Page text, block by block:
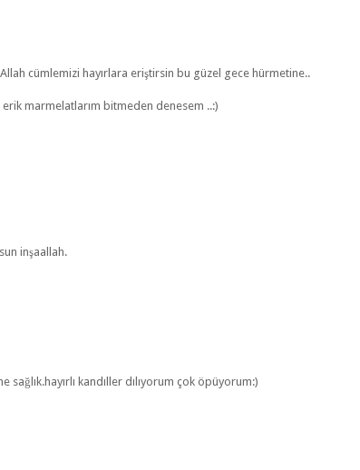
cümlemizi hayırlara eriştirsin bu güzel gece hürmetine..
marmelatlarım bitmeden denesem ..:)
inşaallah.
sağlık.hayırlı kandıller dılıyorum çok öpüyorum:)